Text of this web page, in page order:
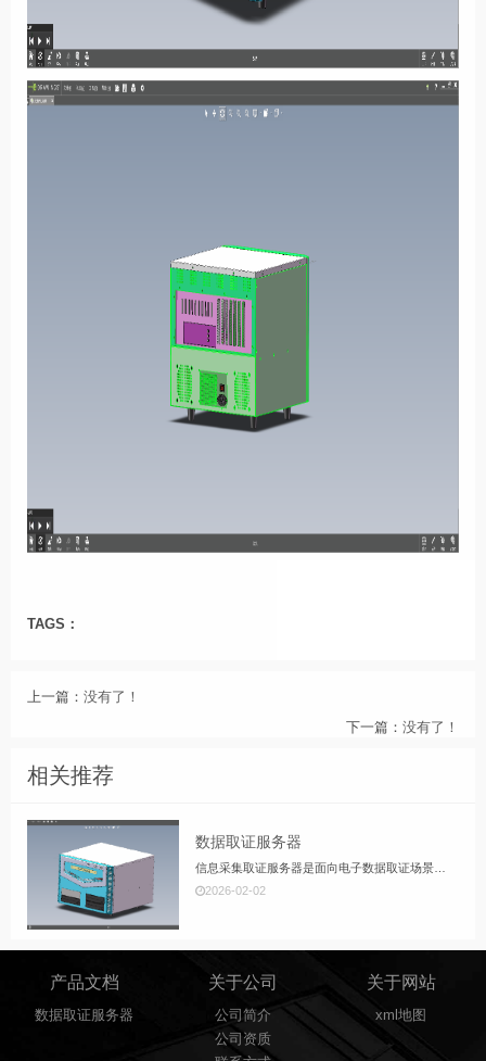
TAGS：
上一篇： 没有了！
下一篇： 没有了！
相关推荐
数据取证服务器
2026-02-02
产品文档
数据取证服务器
关于公司
公司简介
公司资质
关于网站
xml地图